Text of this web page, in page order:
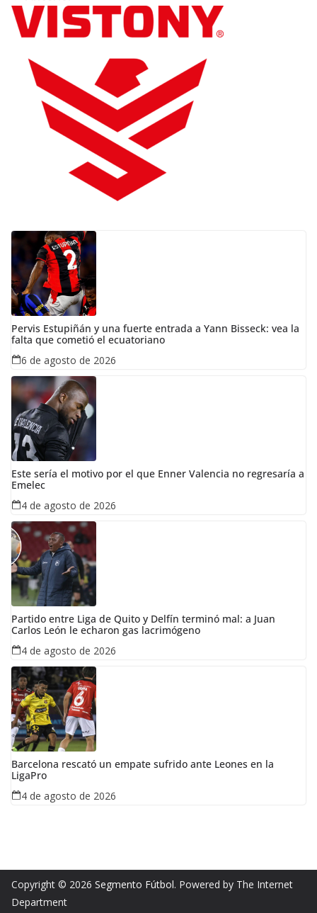
Pervis Estupiñán y una fuerte entrada a Yann Bisseck: vea la
falta que cometió el ecuatoriano
6 de agosto de 2026
Este sería el motivo por el que Enner Valencia no regresaría a
Emelec
4 de agosto de 2026
Partido entre Liga de Quito y Delfín terminó mal: a Juan
Carlos León le echaron gas lacrimógeno
4 de agosto de 2026
Barcelona rescató un empate sufrido ante Leones en la
LigaPro
4 de agosto de 2026
Copyright © 2026 Segmento Fútbol. Powered by The Internet
Department